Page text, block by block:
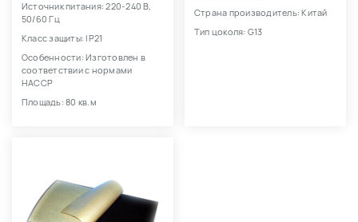
Источник питания: 220-240 В,
50/60 Гц
Класс защиты: IP21
Особенности: Изготовлен в
соответствии с нормами
HACCP
Площадь: 80 кв.м
Страна производитель: Китай
Тип цоколя: G13